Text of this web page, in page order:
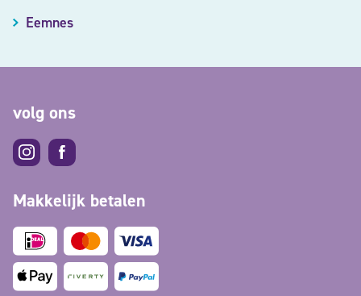
Eemnes
volg ons
Makkelijk betalen